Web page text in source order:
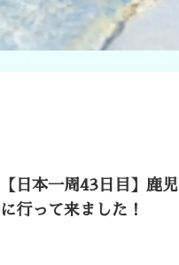
【日本一周43日目】鹿
に行って来ました！